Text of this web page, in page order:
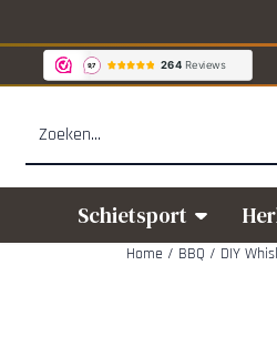
Cookievoorkeuren zijn beschikbaar.
Schietsport
Home / BBQ / DIY